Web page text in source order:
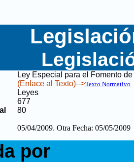
Ley Especial para el Fomento
(Enlace al Texto)-->Texto Normativo
Leyes
677
80
05/04/2009. Otra Fecha: 05/05/2009
por